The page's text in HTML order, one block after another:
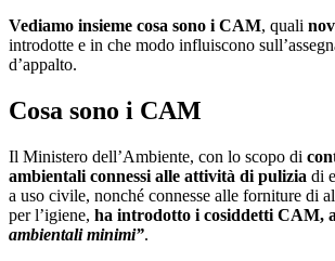
Vediamo insieme cosa sono i CAM, quali
introdotte e in che modo influiscono
d’appalto.
Cosa sono i CAM
Il Ministero dell’Ambiente, con lo scopo di
ambientali connessi alle attività di pulizia di
a uso civile, nonché connesse alle forniture di
per l’igiene, ha introdotto i cosiddetti CAM,
ambientali minimi”.